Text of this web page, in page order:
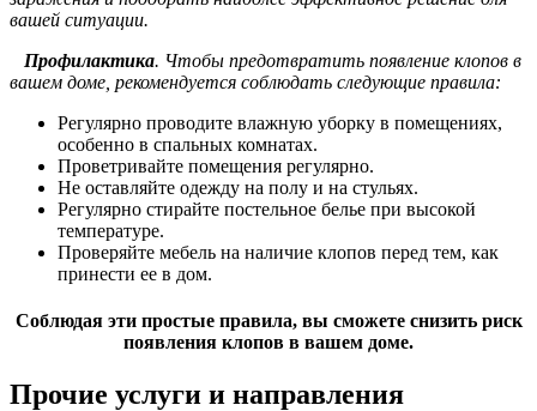
вашей ситуации.
Профилактика. Чтобы предотвратить появление клопов в
вашем доме, рекомендуется соблюдать следующие правила:
Регулярно проводите влажную уборку в помещениях,
особенно в спальных комнатах.
Проветривайте помещения регулярно.
Не оставляйте одежду на полу и на стульях.
Регулярно стирайте постельное белье при высокой
температуре.
Проверяйте мебель на наличие клопов перед тем, как
принести ее в дом.
Соблюдая эти простые правила, вы сможете снизить риск
появления клопов в вашем доме.
Прочие услуги и направления